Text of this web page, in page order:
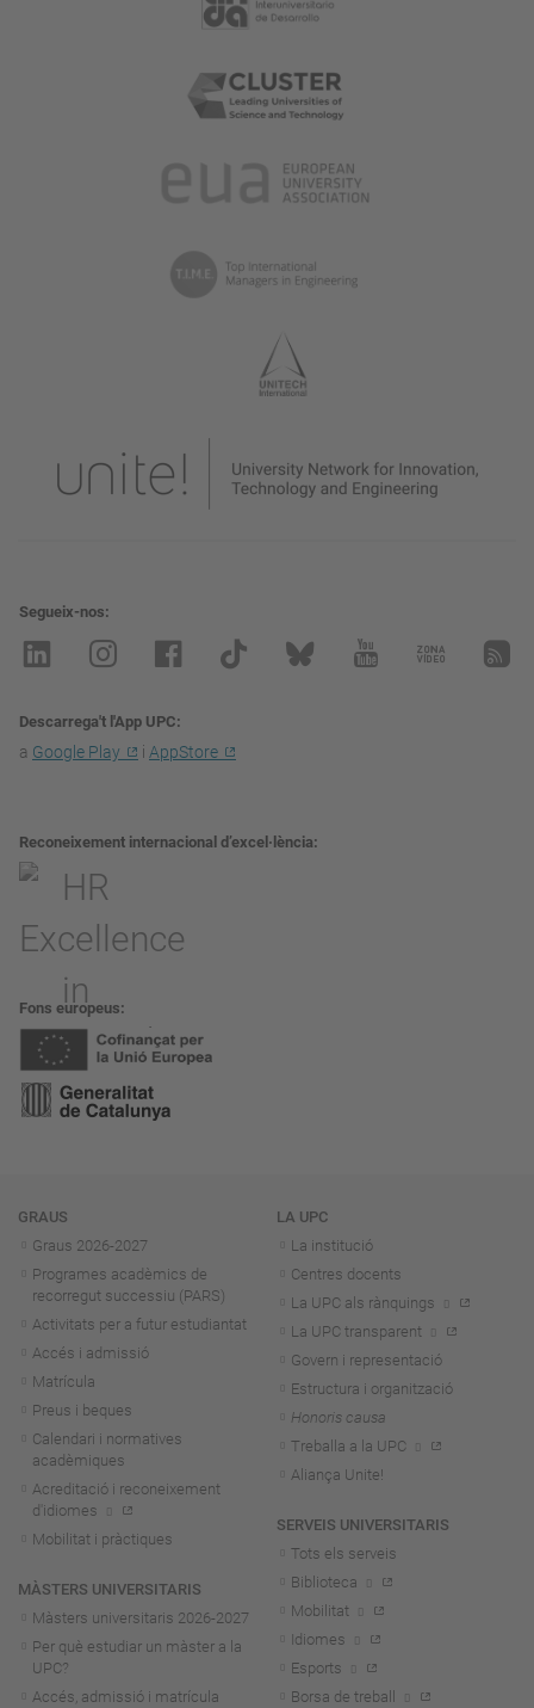
Segueix-nos
Descarrega't l'App UPC
a Google Play i AppStore
Reconeixement internacional d’excel·lència
Fons europeus
Navegació
GRAUS
Graus 2026-2027
Programes acadèmics de
recorregut successiu (PARS)
Activitats per a futur estudiantat
Accés i admissió
Matrícula
Preus i beques
Calendari i normatives
acadèmiques
Acreditació i reconeixement
d'idiomes
Mobilitat i pràctiques
MÀSTERS UNIVERSITARIS
Màsters universitaris 2026-2027
Per què estudiar un màster a la
UPC?
Accés, admissió i matrícula
LA UPC
La institució
Centres docents
La UPC als rànquings
La UPC transparent
Govern i representació
Estructura i organització
Honoris causa
Treballa a la UPC
Aliança Unite!
SERVEIS UNIVERSITARIS
Tots els serveis
Biblioteca
Mobilitat
Idiomes
Esports
Borsa de treball